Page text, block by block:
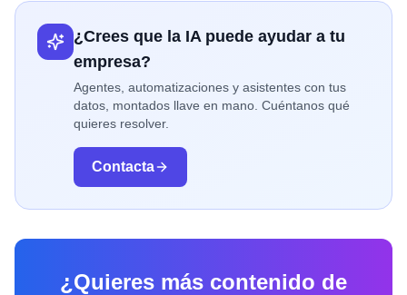
¿Crees que la IA puede ayudar a tu
empresa?
Agentes, automatizaciones y asistentes con tus
datos, montados llave en mano. Cuéntanos qué
quieres resolver.
Contacta
¿Quieres más contenido de